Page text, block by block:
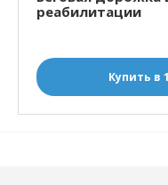
реабилитации
Купить в